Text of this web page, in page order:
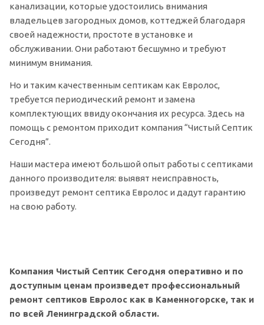
канализации, которые удостоились внимания
владельцев загородных домов, коттеджей благодаря
своей надежности, простоте в установке и
обслуживании. Они работают бесшумно и требуют
минимум внимания.
Но и таким качественным септикам как Евролос,
требуется периодический ремонт и замена
комплектующих ввиду окончания их ресурса. Здесь на
помощь с ремонтом приходит компания “Чистый Септик
Сегодня”.
Наши мастера имеют большой опыт работы с септиками
данного производителя: выявят неисправность,
произведут ремонт септика Евролос и дадут гарантию
на свою работу.
Компания Чистый Септик Сегодня оперативно и по
доступным ценам произведет профессиональный
ремонт септиков Евролос как в Каменногорске, так и
по всей Ленинградской области.